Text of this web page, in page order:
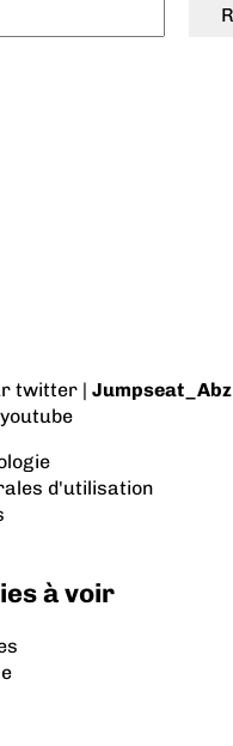
twitter |Jumpseat_Abz
d'utilisation
à voir